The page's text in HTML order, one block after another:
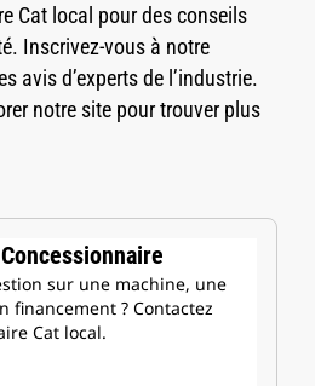
Cat local pour des conseils
Inscrivez-vous à notre
avis d’experts de l’industrie.
notre site pour trouver plus
sur une machine, une
financement ? Contactez
Cat local.